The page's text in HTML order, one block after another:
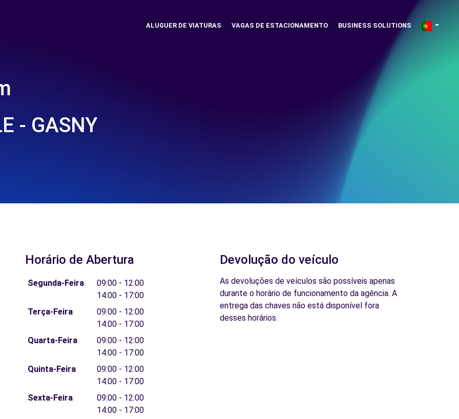
ALUGUER DE VIATURAS VAGAS DE ESTACIONAMENTO BUSINESS SOLUTIONS
- GASNY
Horário de Abertura
Segunda-Feira
09:00 - 12:00
14:00 - 17:00
Terça-Feira
09:00 - 12:00
14:00 - 17:00
Quarta-Feira
09:00 - 12:00
14:00 - 17:00
Quinta-Feira
09:00 - 12:00
14:00 - 17:00
Sexta-Feira
09:00 - 12:00
14:00 - 17:00
Devolução do veículo
As devoluções de veículos são possíveis apenas
durante o horário de funcionamento da agência. A
entrega das chaves não está disponível fora
desses horários.